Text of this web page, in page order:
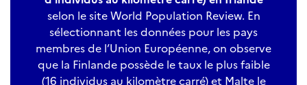
selon le site World Population Review. En
sélectionnant les données pour les pays
membres de l’Union Européenne, on observe
que la Finlande possède le taux le plus faible
(16 individus au kilomètre carré) et Malte le